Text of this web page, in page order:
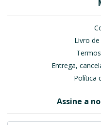
Livro
Entrega,
Política
Assine a